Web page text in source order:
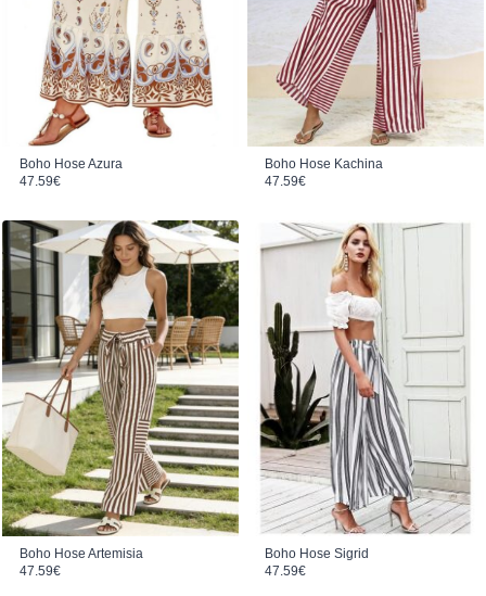
Boho Hose Azura
47.59€
Boho Hose Kachina
47.59€
Boho Hose Artemisia
47.59€
Boho Hose Sigrid
47.59€